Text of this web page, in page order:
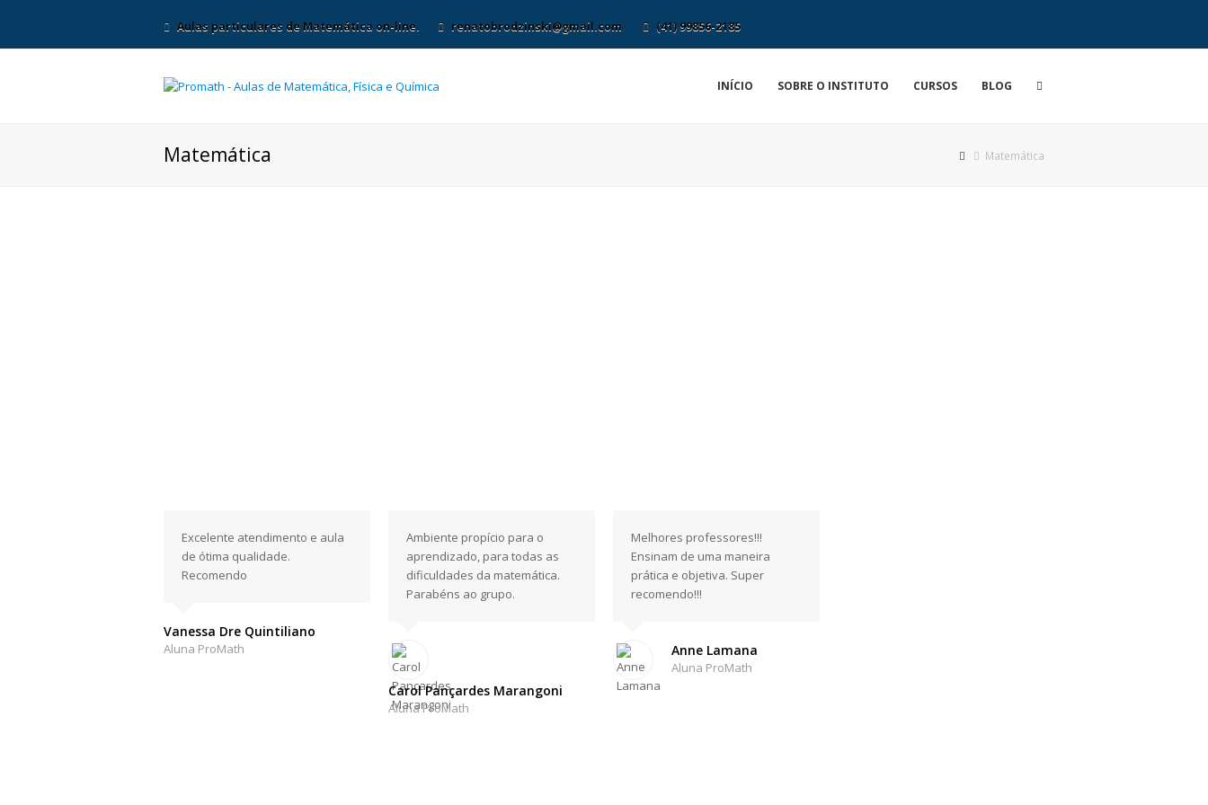
Aulas particulares de Matemática on-line. renatobrodzinski@gmail.com (41) 99856-2185
INÍCIO SOBRE O INSTITUTO CURSOS BLOG
Matemática Matemática
Excelente atendimento e aula
de ótima qualidade.
Recomendo
Vanessa Dre Quintiliano
Aluna ProMath
Ambiente propício para o
aprendizado, para todas as
dificuldades da matemática.
Parabéns ao grupo.
Carol Pançardes Marangoni
Aluna ProMath
Melhores professores!!!
Ensinam de uma maneira
prática e objetiva. Super
recomendo!!!
Anne Lamana
Aluna ProMath